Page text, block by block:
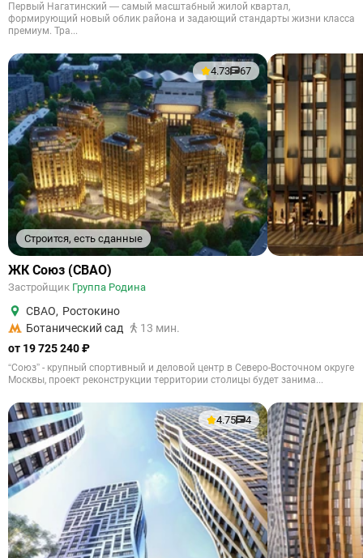
Первый Нагатинский — самый масштабный жилой квартал,
формирующий новый облик района и задающий стандарты жизни класса
премиум. Тра...
Строится, есть сданные
4.73 67
ЖК Союз (СВАО)
Застройщик Группа Родина
СВАО, Ростокино
Ботанический сад
13 мин.
от 19 725 240 ₽
“Союз” - крупный спортивный и деловой центр в Северо-Восточном округе
Москвы, проект реконструкции территории столицы будет занима...
4.75 4